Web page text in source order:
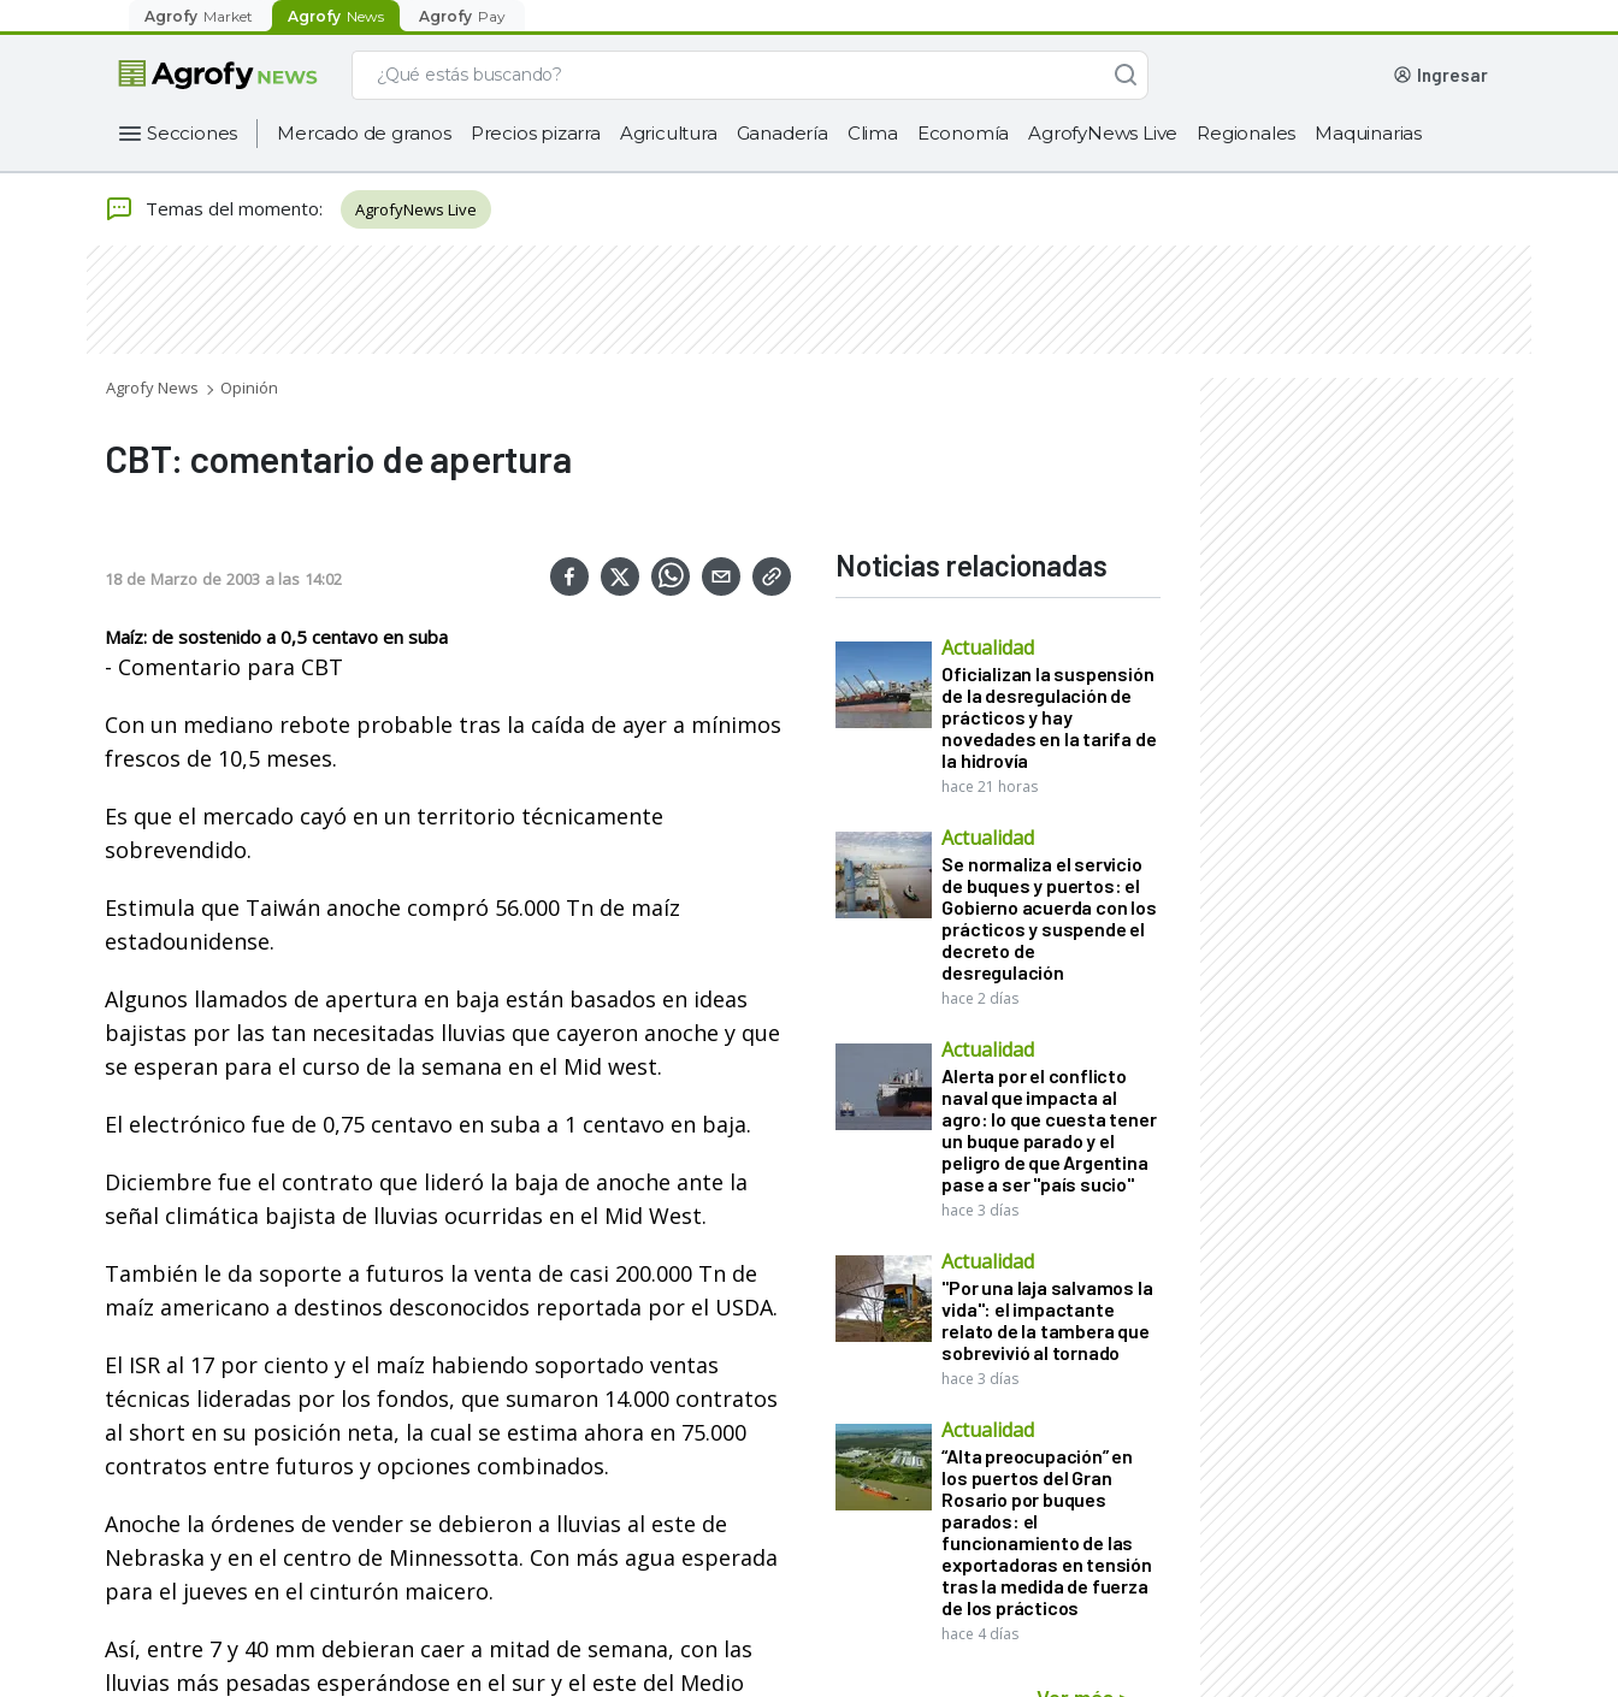
Agrofy Market Agrofy News Agrofy Pay
ingresar
Secciones Mercado de granos Precios pizarra Agricultura Ganadería Clima Economía AgrofyNews Live Regionales Maquinarias
Temas del momento: AgrofyNews Live
Agrofy News Opinión
CBT: comentario de apertura
18 de Marzo de 2003 a las 14:02
Maíz: de sostenido a 0,5 centavo en suba
- Comentario para CBT
Con un mediano rebote probable tras la caída de ayer a mínimos
frescos de 10,5 meses.
Es que el mercado cayó en un territorio técnicamente
sobrevendido.
Estimula que Taiwán anoche compró 56.000 Tn de maíz
estadounidense.
Algunos llamados de apertura en baja están basados en ideas
bajistas por las tan necesitadas lluvias que cayeron anoche y que
se esperan para el curso de la semana en el Mid west.
El electrónico fue de 0,75 centavo en suba a 1 centavo en baja.
Diciembre fue el contrato que lideró la baja de anoche ante la
señal climática bajista de lluvias ocurridas en el Mid West.
También le da soporte a futuros la venta de casi 200.000 Tn de
maíz americano a destinos desconocidos reportada por el USDA.
El ISR al 17 por ciento y el maíz habiendo soportado ventas
técnicas lideradas por los fondos, que sumaron 14.000 contratos
al short en su posición neta, la cual se estima ahora en 75.000
contratos entre futuros y opciones combinados.
Anoche la órdenes de vender se debieron a lluvias al este de
Nebraska y en el centro de Minnessotta. Con más agua esperada
para el jueves en el cinturón maicero.
Así, entre 7 y 40 mm debieran caer a mitad de semana, con las
lluvias más pesadas esperándose en el sur y el este del Medio
Noticias relacionadas
Actualidad
Oficializan la suspensión
de la desregulación de
prácticos y hay
novedades en la tarifa de
la hidrovía
hace 21 horas
Actualidad
Se normaliza el servicio
de buques y puertos: el
Gobierno acuerda con los
prácticos y suspende el
decreto de
desregulación
hace 2 días
Actualidad
Alerta por el conflicto
naval que impacta al
agro: lo que cuesta tener
un buque parado y el
peligro de que Argentina
pase a ser "país sucio"
hace 3 días
Actualidad
"Por una laja salvamos la
vida": el impactante
relato de la tambera que
sobrevivió al tornado
hace 3 días
Actualidad
“Alta preocupación” en
los puertos del Gran
Rosario por buques
parados: el
funcionamiento de las
exportadoras en tensión
tras la medida de fuerza
de los prácticos
hace 4 días